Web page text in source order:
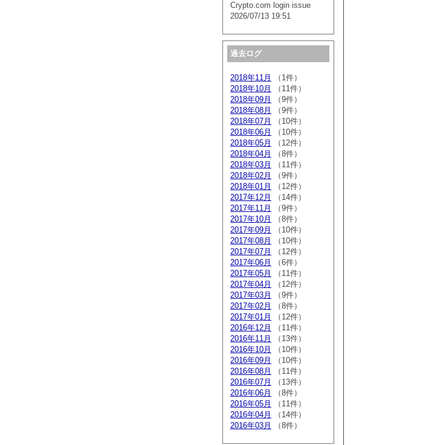
Crypto.com login issue
2026/07/13 19:51
過去ログ
2018年11月
（1件）
2018年10月
（11件）
2018年09月
（9件）
2018年08月
（9件）
2018年07月
（10件）
2018年06月
（10件）
2018年05月
（12件）
2018年04月
（8件）
2018年03月
（11件）
2018年02月
（9件）
2018年01月
（12件）
2017年12月
（14件）
2017年11月
（9件）
2017年10月
（8件）
2017年09月
（10件）
2017年08月
（10件）
2017年07月
（12件）
2017年06月
（6件）
2017年05月
（11件）
2017年04月
（12件）
2017年03月
（9件）
2017年02月
（8件）
2017年01月
（12件）
2016年12月
（11件）
2016年11月
（13件）
2016年10月
（10件）
2016年09月
（10件）
2016年08月
（11件）
2016年07月
（13件）
2016年06月
（8件）
2016年05月
（11件）
2016年04月
（14件）
2016年03月
（8件）